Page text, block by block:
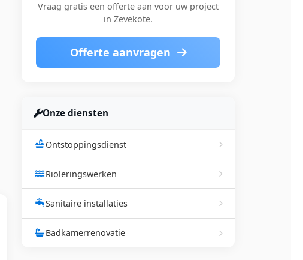
Vraag gratis een offerte aan voor uw project
in Zevekote.
Offerte aanvragen
Onze diensten
Ontstoppingsdienst
Rioleringswerken
Sanitaire installaties
Badkamerrenovatie